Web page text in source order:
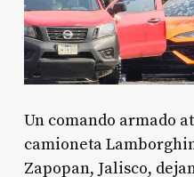
Un comando armado
camioneta
Zapopan, Jalisco,